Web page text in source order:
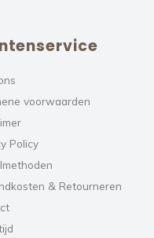
voorwaarden
Policy
& Retourneren